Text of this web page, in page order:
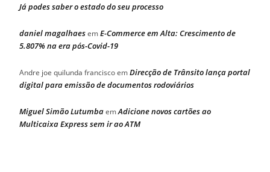
Já podes saber o estado do seu processo
daniel magalhaesemE-Commerce em Alta: Crescimento de
5.807% na era pós-Covid-19
Andre joe quilunda franciscoemDirecção de Trânsito lança portal
digital para emissão de documentos rodoviários
Miguel Simão LutumbaemAdicione novos cartões ao
Multicaixa Express sem ir ao ATM